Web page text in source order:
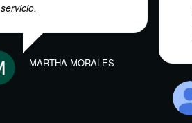
servicio.
MARTHA MORALES